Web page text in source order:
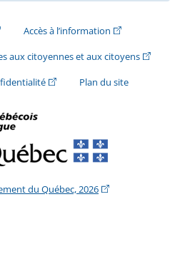
hyperlien externe s'ouvrira dans une
Accès à l’information(Cet hyperlien
aux citoyennes et aux citoyens(Cet
(Cet hyperlien externe s'ouvrira
Plan du site
du Québec, 2026(Cet hyperlien